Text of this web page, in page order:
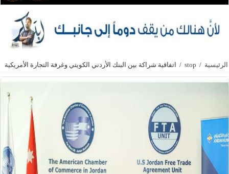
الرئيسية /
stop
/ اتفاقية شراكة بين البنك الأردني الكويتي وغرفة التجارة الأمريكية